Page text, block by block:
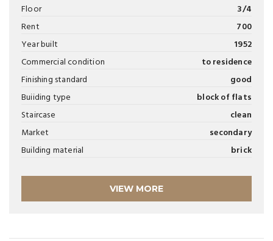
Floor
3/4
Rent
700
Year built
1952
Commercial condition
to residence
Finishing standard
good
Buiiding type
block of flats
Staircase
clean
Market
secondary
Building material
brick
VIEW MORE